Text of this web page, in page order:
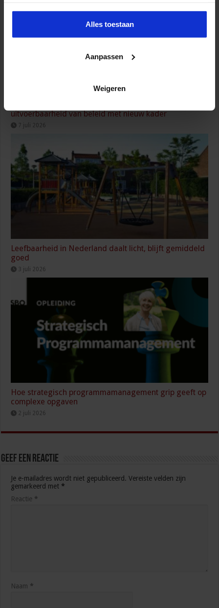
Alles toestaan
Aanpassen
Weigeren
uitvoerbaarheid van beleid met nieuw kader
7 juli 2026
Leefbaarheid in Nederland daalt licht, blijft gemiddeld
goed
3 juli 2026
Hoe strategisch programmamanagement grip geeft op
complexe opgaven
2 juli 2026
Geef een reactie
Je e-mailadres wordt niet gepubliceerd. Vereiste velden zijn
gemarkeerd met *
Reactie *
Naam *